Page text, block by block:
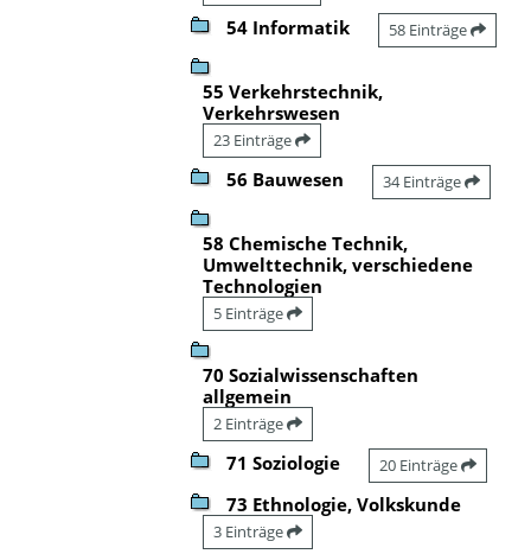
54 Informatik 58 Einträge
55 Verkehrstechnik,
Verkehrswesen
23 Einträge
56 Bauwesen 34 Einträge
58 Chemische Technik,
Umwelttechnik, verschiedene
Technologien
5 Einträge
70 Sozialwissenschaften
allgemein
2 Einträge
71 Soziologie 20 Einträge
73 Ethnologie, Volkskunde
3 Einträge